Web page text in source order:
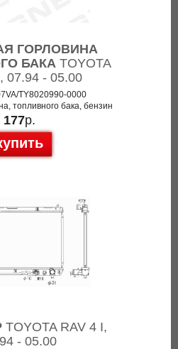
ГОРЛОВИНА
БАКА TOYOTA
07.94 - 05.00
TY8020990-0000
топливного бака, бензин
177р.
TOYOTA RAV 4 I,
- 05.00